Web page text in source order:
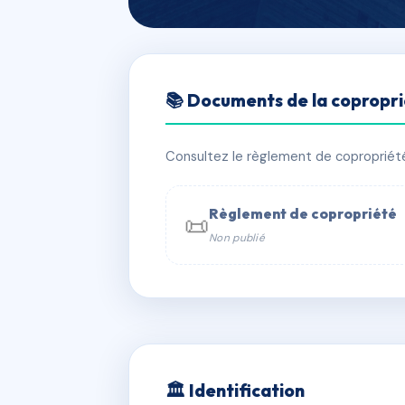
LE PRISKA
📍 899 bd du dr jean bastide 30240
📞 Contacter Syndic Digital
📚 Documents de la
Consultez le règlement de
📜Règlement de copropriété
Non publié
🏛 Identification